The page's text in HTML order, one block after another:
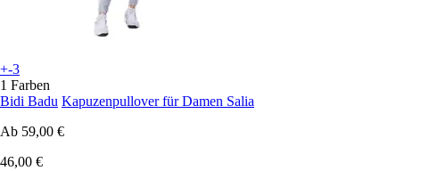
+-3
1 Farben
Bidi Badu Kapuzenpullover für Damen Salia
Ab 59,00 €
46,00 €